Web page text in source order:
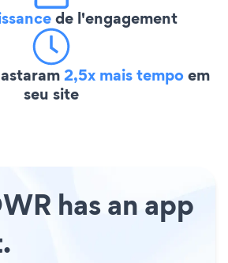
de l'engagement
2,5x mais tempoem
seu site
has an app